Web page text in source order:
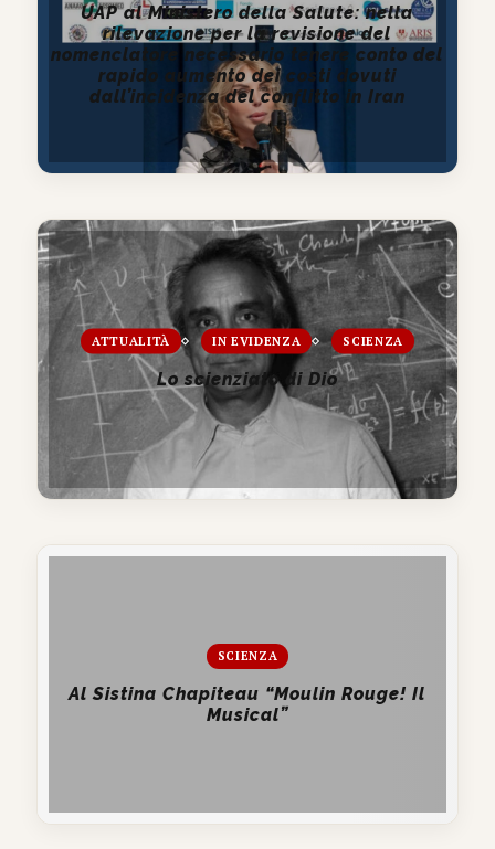
UAP al Ministero della Salute: nella
rilevazione per la revisione del
nomenclatore necessario tenere conto del
rapido aumento dei costi dovuti
dall’incidenza del conflitto in Iran
ATTUALITÀ IN EVIDENZA SCIENZA
Lo scienziato di Dio
SCIENZA
Al Sistina Chapiteau “Moulin Rouge! Il
Musical”